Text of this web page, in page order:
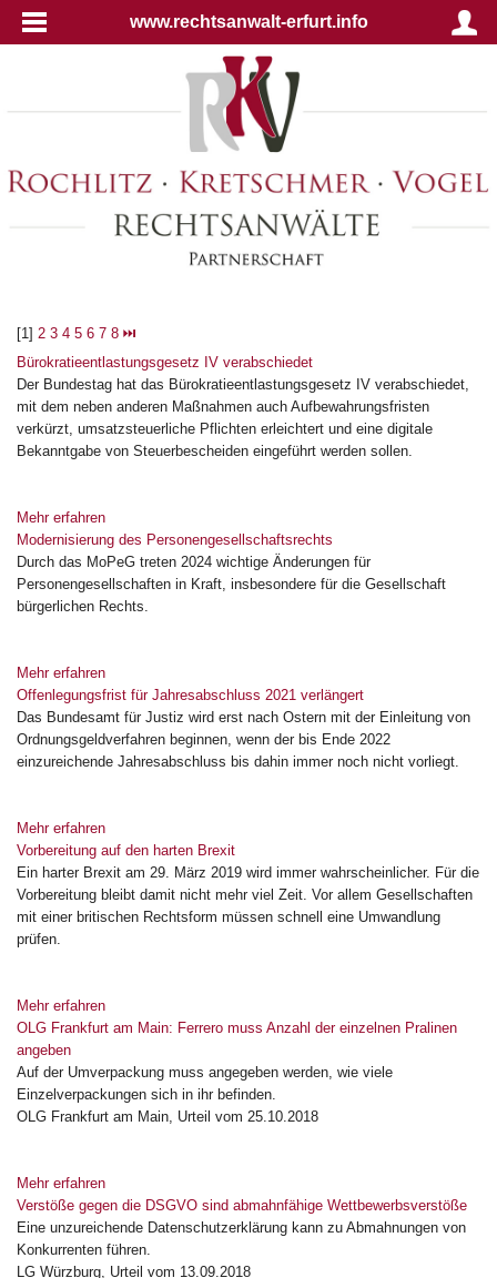
www.rechtsanwalt-erfurt.info
[1] 2 3 4 5 6 7 8 ⏭
Bürokratieentlastungsgesetz IV verabschiedet
Der Bundestag hat das Bürokratieentlastungsgesetz IV verabschiedet,
mit dem neben anderen Maßnahmen auch Aufbewahrungsfristen
verkürzt, umsatzsteuerliche Pflichten erleichtert und eine digitale
Bekanntgabe von Steuerbescheiden eingeführt werden sollen.
Mehr erfahren
Modernisierung des Personengesellschaftsrechts
Durch das MoPeG treten 2024 wichtige Änderungen für
Personengesellschaften in Kraft, insbesondere für die Gesellschaft
bürgerlichen Rechts.
Mehr erfahren
Offenlegungsfrist für Jahresabschluss 2021 verlängert
Das Bundesamt für Justiz wird erst nach Ostern mit der Einleitung von
Ordnungsgeldverfahren beginnen, wenn der bis Ende 2022
einzureichende Jahresabschluss bis dahin immer noch nicht vorliegt.
Mehr erfahren
Vorbereitung auf den harten Brexit
Ein harter Brexit am 29. März 2019 wird immer wahrscheinlicher. Für die
Vorbereitung bleibt damit nicht mehr viel Zeit. Vor allem Gesellschaften
mit einer britischen Rechtsform müssen schnell eine Umwandlung
prüfen.
Mehr erfahren
OLG Frankfurt am Main: Ferrero muss Anzahl der einzelnen Pralinen
angeben
Auf der Umverpackung muss angegeben werden, wie viele
Einzelverpackungen sich in ihr befinden.
OLG Frankfurt am Main, Urteil vom 25.10.2018
Mehr erfahren
Verstöße gegen die DSGVO sind abmahnfähige Wettbewerbsverstöße
Eine unzureichende Datenschutzerklärung kann zu Abmahnungen von
Konkurrenten führen.
LG Würzburg, Urteil vom 13.09.2018